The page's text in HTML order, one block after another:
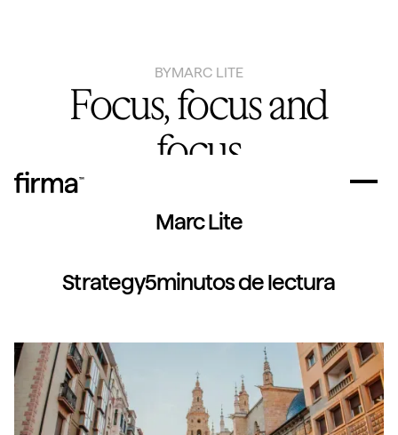
BYMARC LITE
Focus, focus and
focus
Marc Lite
Strategy5minutos de lectura